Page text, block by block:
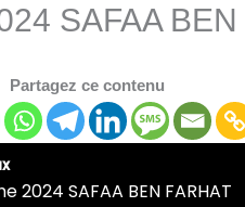
SAFAA BEN
Partagez ce contenu
2024 SAFAA BEN FARHAT